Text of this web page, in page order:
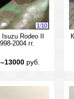
1/10
Rodeo II
2004 гг.
руб.